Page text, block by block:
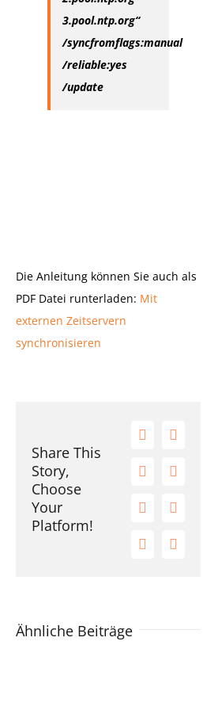
3.pool.ntp.org“
/syncfromflags:manual
/reliable:yes
/update
Die Anleitung können Sie auch als
PDF Datei runterladen: Mit
externen Zeitservern
synchronisieren
Share This
Story,
Choose
Your
Platform!
Facebook
X
RedditLinkedIn
TumblrPinterest
Vk
E-
Ähnliche Beiträge